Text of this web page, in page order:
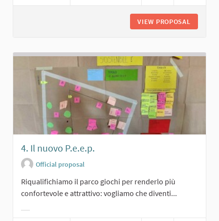
VIEW PROPOSAL
4. Il nuovo P.e.e.p.
Official proposal
Riqualifichiamo il parco giochi per renderlo più
confortevole e attrattivo: vogliamo che diventi...